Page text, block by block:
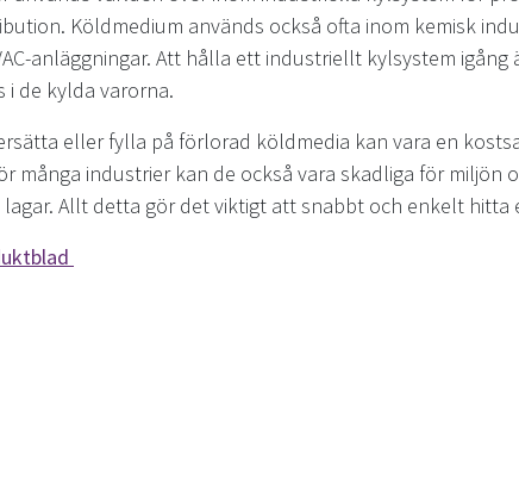
Köldmedium används också ofta inom kemisk
anläggningar. Att hålla ett industriellt kylsystem
i de kylda varorna.
eller fylla på förlorad köldmedia kan vara en
många industrier kan de också vara skadliga för miljön
Allt detta gör det viktigt att snabbt och enkelt